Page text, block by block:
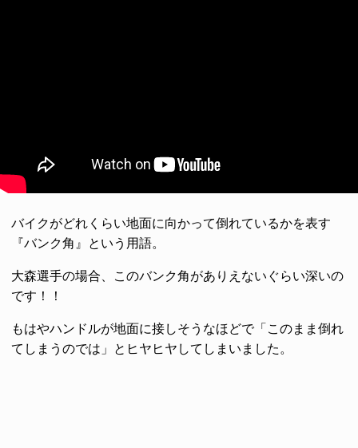
バイクがどれくらい地面に向かって倒れているかを表す
『バンク角』という用語。
大森選手の場合、このバンク角がありえないぐらい深いの
です！！
もはやハンドルが地面に接しそうなほどで「このまま倒れ
てしまうのでは」とヒヤヒヤしてしまいました。